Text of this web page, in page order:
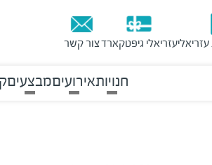
עזריאלי גיפטקארדצור קשר
חנויותאירועיםמבצעים